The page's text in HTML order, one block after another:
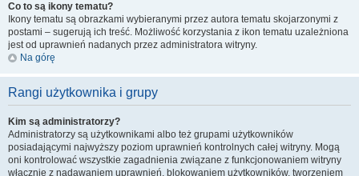
Co to są ikony tematu?
Ikony tematu są obrazkami wybieranymi przez autora tematu skojarzonymi z
postami – sugerują ich treść. Możliwość korzystania z ikon tematu uzależniona
jest od uprawnień nadanych przez administratora witryny.
Na górę
Rangi użytkownika i grupy
Kim są administratorzy?
Administratorzy są użytkownikami albo też grupami użytkowników
posiadającymi najwyższy poziom uprawnień kontrolnych całej witryny. Mogą
oni kontrolować wszystkie zagadnienia związane z funkcjonowaniem witryny
włącznie z nadawaniem uprawnień, blokowaniem użytkowników, tworzeniem